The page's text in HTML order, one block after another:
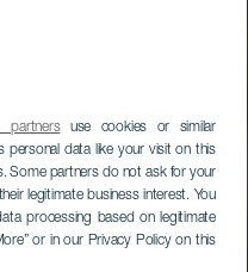
partnersuse cookies or similar
personal data like your visit on this
Some partners do not ask for your
legitimate business interest. You
processing based on legitimate
or in our Privacy Policy on this